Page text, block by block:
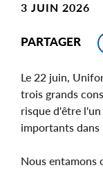
3 JUIN 2026
PARTAGER
Le 22 juin,
trois grands
risque d'être
importants
Nous entamons